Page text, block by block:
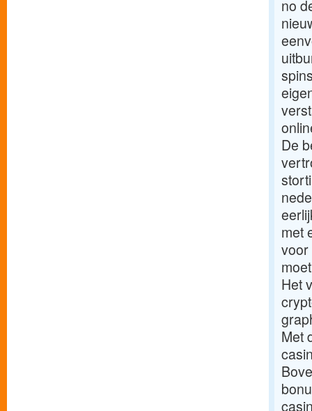
no
De
met
voor
Het
Met